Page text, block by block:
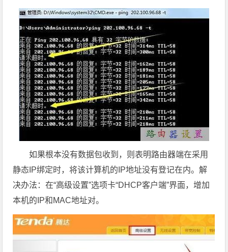
如果根本没有数据包收到，则表明路由器端在采用
静态IP绑定时，将该计算机的IP地址没有登记在内。解
决办法：在“高级设置”选项卡“DHCP客户端”界面，增加
本机的IP和MAC地址对。